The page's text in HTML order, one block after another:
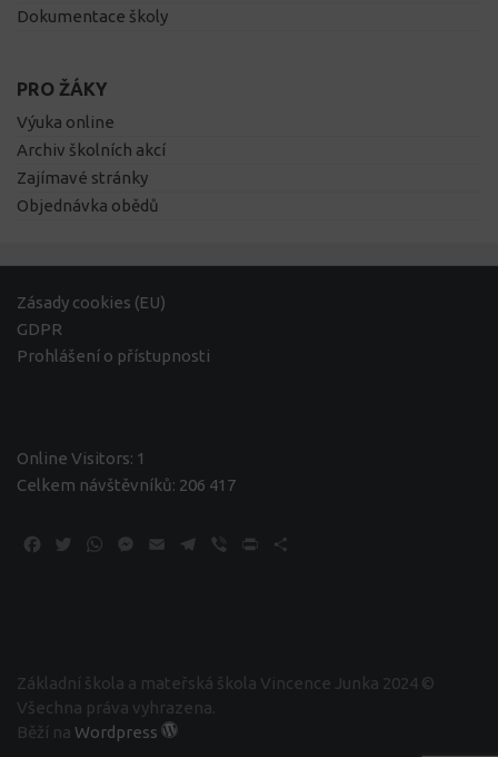
Dokumentace školy
PRO ŽÁKY
Výuka online
Archiv školních akcí
Zajímavé stránky
Objednávka obědů
Zásady cookies (EU)
GDPR
Prohlášení o přístupnosti
Online Visitors: 1
Celkem návštěvníků: 206 417
Facebook
TwitterWhatsApp
Messenger
Email Telegram
Viber Print
Základní škola a mateřská škola Vincence Junka 2024 ©
Všechna práva vyhrazena.
Běží na Wordpress